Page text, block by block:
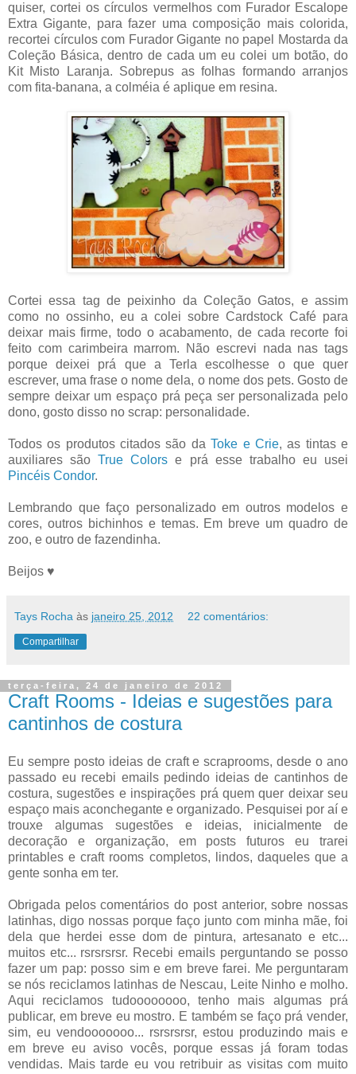
quiser, cortei os círculos vermelhos com Furador Escalope
Extra Gigante, para fazer uma composição mais colorida,
recortei círculos com Furador Gigante no papel Mostarda da
Coleção Básica, dentro de cada um eu colei um botão, do
Kit Misto Laranja. Sobrepus as folhas formando arranjos
com fita-banana, a colméia é aplique em resina.
Cortei essa tag de peixinho da Coleção Gatos, e assim
como no ossinho, eu a colei sobre Cardstock Café para
deixar mais firme, todo o acabamento, de cada recorte foi
feito com carimbeira marrom. Não escrevi nada nas tags
porque deixei prá que a Terla escolhesse o que quer
escrever, uma frase o nome dela, o nome dos pets. Gosto de
sempre deixar um espaço prá peça ser personalizada pelo
dono, gosto disso no scrap: personalidade.
Todos os produtos citados são daToke e Crie, as tintas e
auxiliares sãoTrue Colors e prá esse trabalho eu usei
Pincéis Condor.
Lembrando que faço personalizado em outros modelos e
cores, outros bichinhos e temas. Em breve um quadro de
zoo, e outro de fazendinha.
Beijos ♥
Tays Rocha às janeiro 25, 2012 22 comentários:
Compartilhar
terça-feira, 24 de janeiro de 2012
Craft Rooms - Ideias e sugestões para
cantinhos de costura
Eu sempre posto ideias de craft e scraprooms, desde o ano
passado eu recebi emails pedindo ideias de cantinhos de
costura, sugestões e inspirações prá quem quer deixar seu
espaço mais aconchegante e organizado. Pesquisei por aí e
trouxe algumas sugestões e ideias, inicialmente de
decoração e organização, em posts futuros eu trarei
printables e craft rooms completos, lindos, daqueles que a
gente sonha em ter.
Obrigada pelos comentários do post anterior, sobre nossas
latinhas, digo nossas porque faço junto com minha mãe, foi
dela que herdei esse dom de pintura, artesanato e etc...
muitos etc... rsrsrsrsr. Recebi emails perguntando se posso
fazer um pap: posso sim e em breve farei. Me perguntaram
se nós reciclamos latinhas de Nescau, Leite Ninho e molho.
Aqui reciclamos tudoooooooo, tenho mais algumas prá
publicar, em breve eu mostro. E também se faço prá vender,
sim, eu vendooooooo... rsrsrsrsr, estou produzindo mais e
em breve eu aviso vocês, porque essas já foram todas
vendidas. Mais tarde eu vou retribuir as visitas com muito